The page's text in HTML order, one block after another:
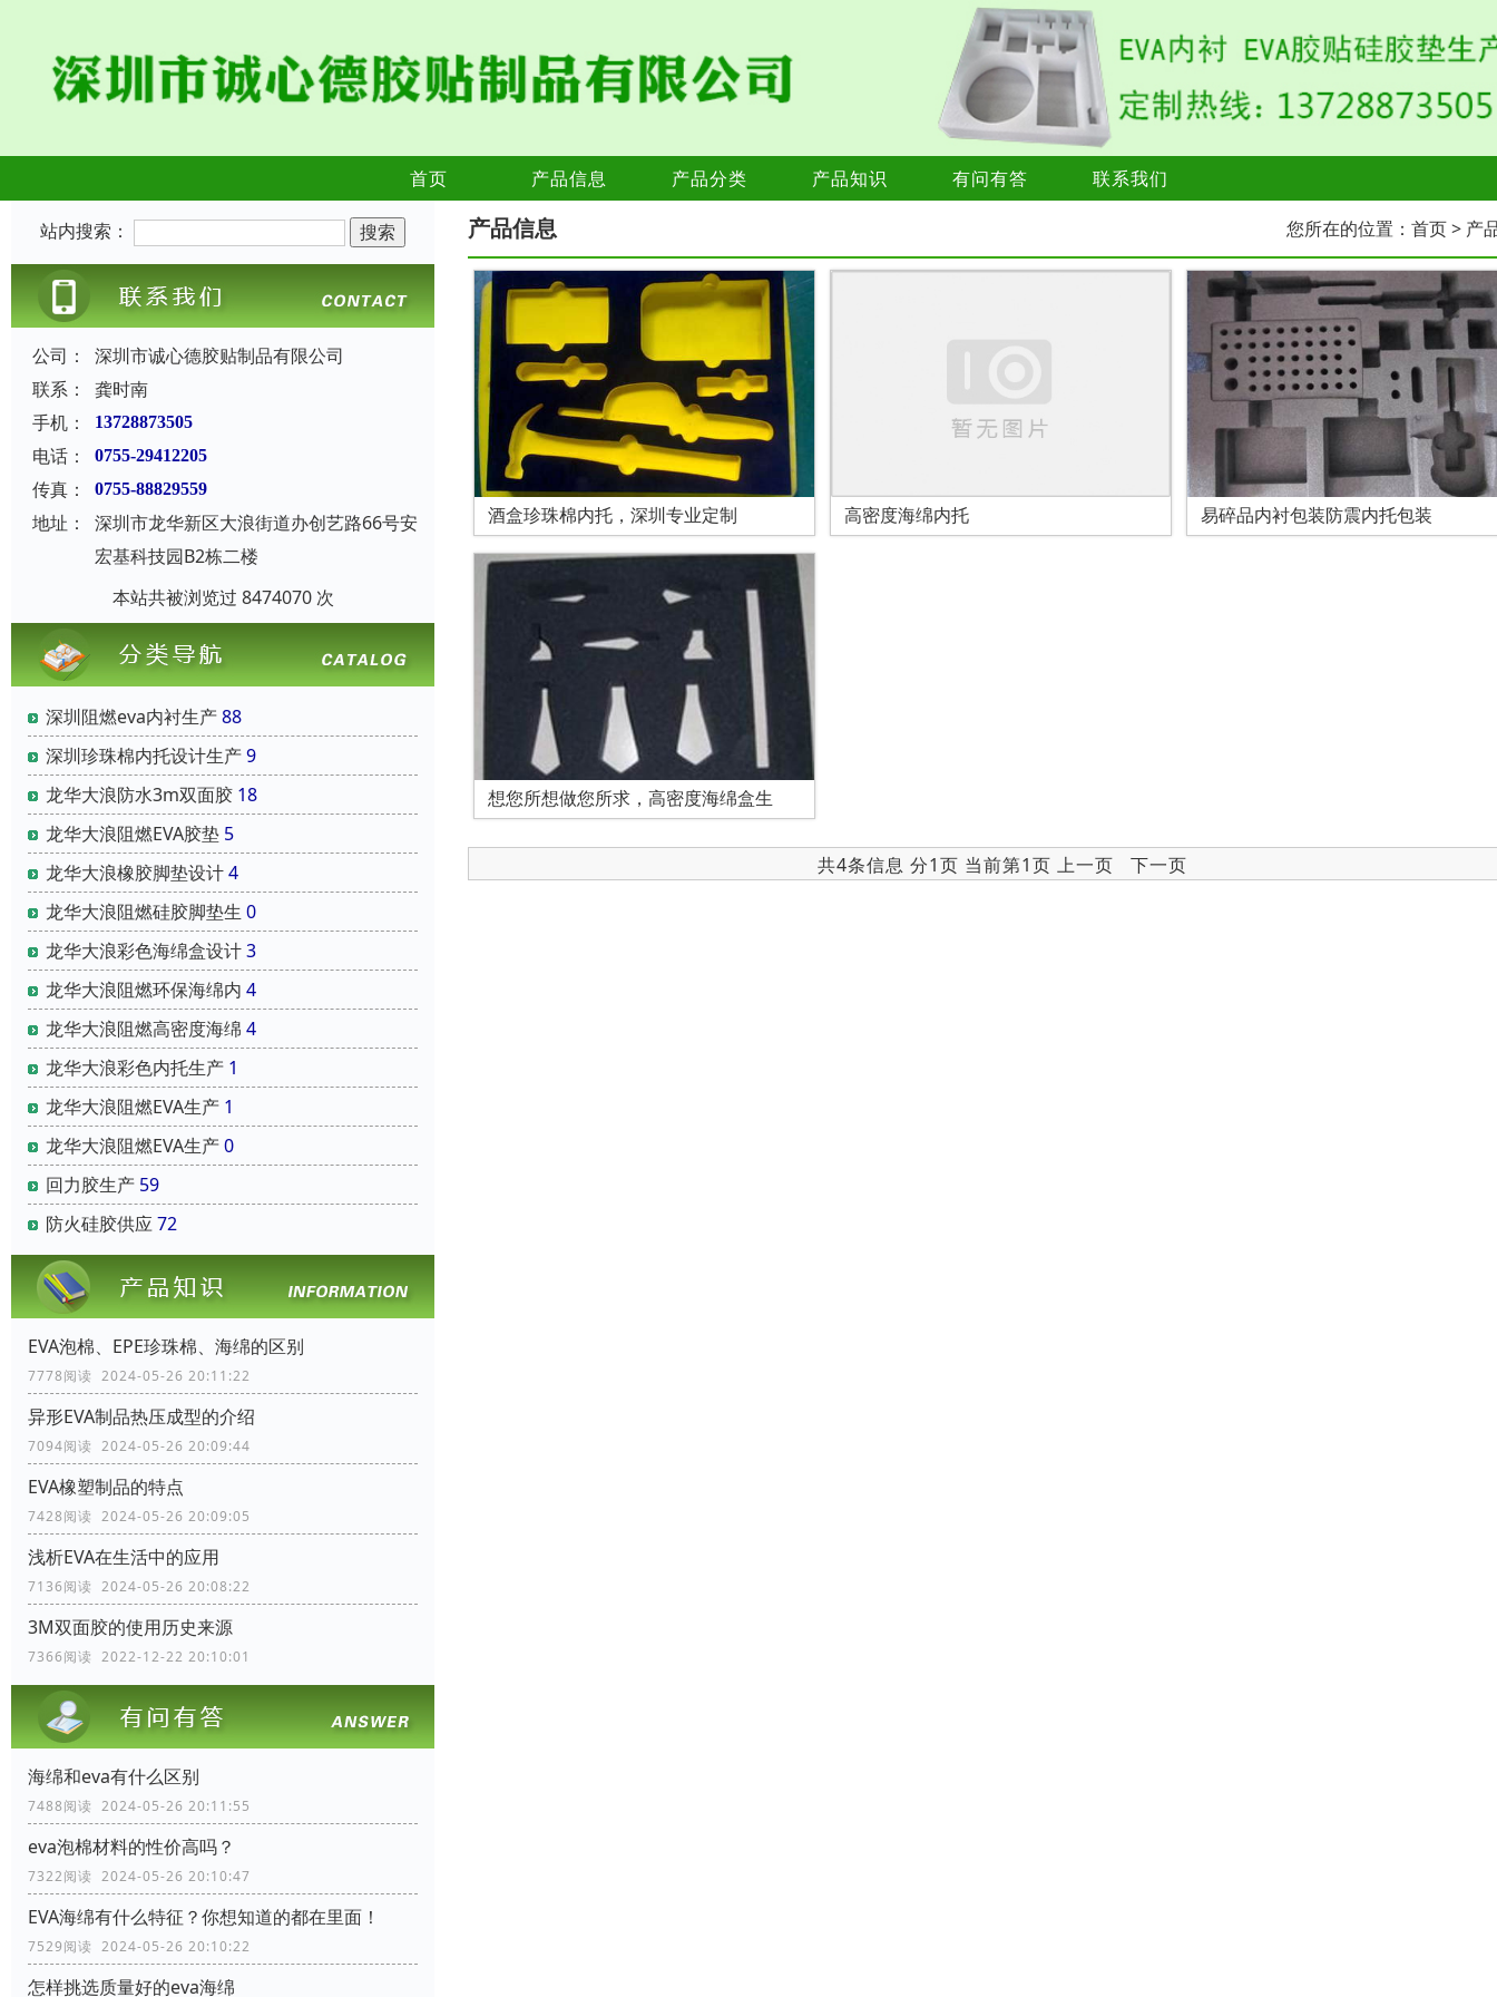
首页 产品信息 产品分类 产品知识 有问有答 联系我们
站内搜索：
公司：
深圳市诚心德胶贴制品有限公司
联系：
龚时南
手机：
13728873505
电话： 0755-29412205
传真： 0755-88829559
地址：
深圳市龙华新区大浪街道办创艺路66号安
宏基科技园B2栋二楼
本站共被浏览过 8474070 次
深圳阻燃eva内衬生产88
深圳珍珠棉内托设计生产9
龙华大浪防水3m双面胶 18
龙华大浪阻燃EVA胶垫 5
龙华大浪橡胶脚垫设计4
龙华大浪阻燃硅胶脚垫生 0
龙华大浪彩色海绵盒设计3
龙华大浪阻燃环保海绵内 4
龙华大浪阻燃高密度海绵 4
龙华大浪彩色内托生产 1
龙华大浪阻燃EVA生产 1
龙华大浪阻燃EVA生产0
回力胶生产 59
防火硅胶供应72
EVA泡棉、EPE珍珠棉、海绵的区别
7778阅读 2024-05-26 20:11:22
异形EVA制品热压成型的介绍
7094阅读 2024-05-26 20:09:44
EVA橡塑制品的特点
7428阅读 2024-05-26 20:09:05
浅析EVA在生活中的应用
7136阅读 2024-05-26 20:08:22
3M双面胶的使用历史来源
7366阅读 2022-12-22 20:10:01
海绵和eva有什么区别
7488阅读 2024-05-26 20:11:55
eva泡棉材料的性价高吗？
7322阅读 2024-05-26 20:10:47
EVA海绵有什么特征？你想知道的都在里面！
7529阅读 2024-05-26 20:10:22
怎样挑选质量好的eva海绵
产品信息 您所在的位置： 首页> 产
酒盒珍珠棉内托，深圳专业定制 高密度海绵内托 易碎品内衬包装防震内托包装
想您所想做您所求，高密度海绵盒生
共4条信息 分1页 当前第1页 上一页 下一页